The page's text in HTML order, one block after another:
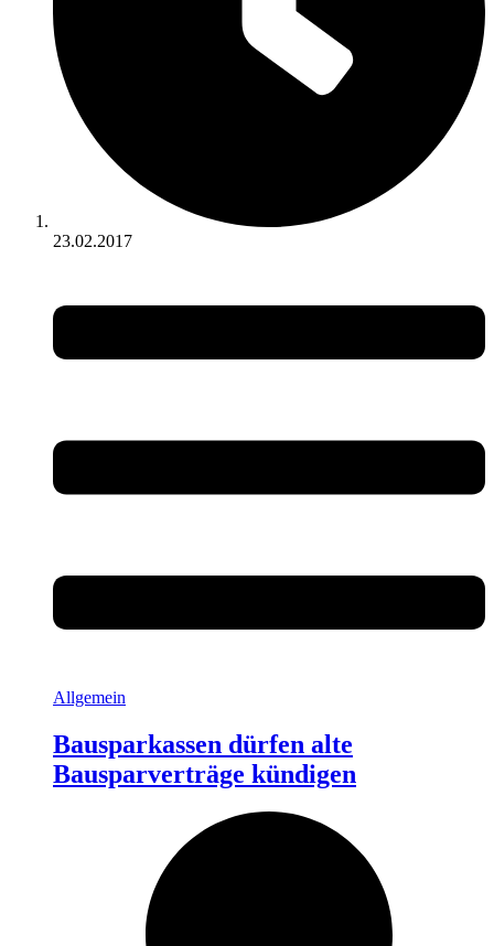
23.02.2017
Allgemein
Bausparkassen dürfen alte
Bausparverträge kündigen